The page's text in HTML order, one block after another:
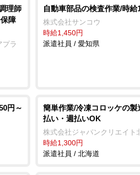
理師
障
プラ
自動車部品の検査作業/時給
株式会社サンコウ
時給1,450円
派遣社員 / 愛知県
円～
簡単作業/冷凍コロッケの製
払い・週払いOK
株式会社ジャパンクリエイト
時給1,300円
派遣社員 / 北海道